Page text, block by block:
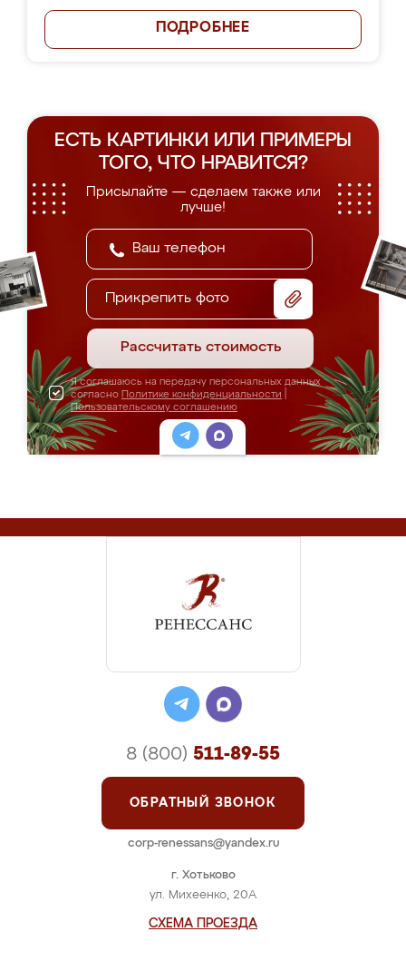
ПОДРОБНЕЕ
ЕСТЬ КАРТИНКИ ИЛИ ПРИМЕРЫ
ТОГО, ЧТО НРАВИТСЯ?
Присылайте — сделаем также или
лучше!
Прикрепить фото
Рассчитать стоимость
Я соглашаюсь на передачу персональных данных
согласно Политике конфиденциальности
Пользовательскому соглашению
г. Хотьково
ул. Михеенко, 20А
СХЕМА ПРОЕЗДА
8 (800) 511-89-55
ОБРАТНЫЙ ЗВОНОК
corp-renessans@yandex.ru